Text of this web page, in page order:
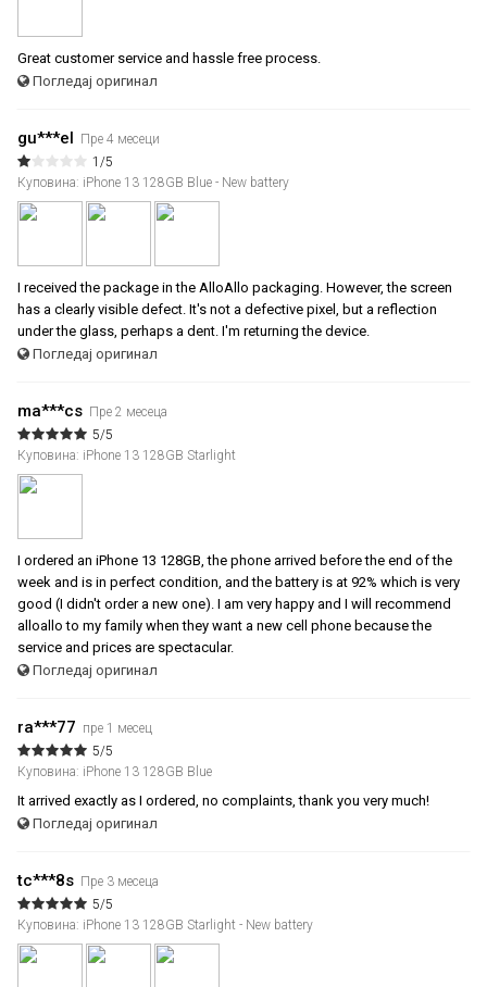
Great customer service and hassle free process.
Погледај оригинал
gu***el
Пре 4 месеци
1/5
Куповина: iPhone 13 128GB Blue - New battery
I received the package in the AlloAllo packaging. However, the screen
has a clearly visible defect. It's not a defective pixel, but a reflection
under the glass, perhaps a dent. I'm returning the device.
Погледај оригинал
ma***cs Пре 2 месеца
5/5
Куповина: iPhone 13 128GB Starlight
I ordered an iPhone 13 128GB, the phone arrived before the end of the
week and is in perfect condition, and the battery is at 92% which is very
good (I didn't order a new one). I am very happy and I will recommend
alloallo to my family when they want a new cell phone because the
service and prices are spectacular.
Погледај оригинал
ra***77 пре 1 месец
5/5
Куповина: iPhone 13 128GB Blue
It arrived exactly as I ordered, no complaints, thank you very much!
Погледај оригинал
tc***8s Пре 3 месеца
5/5
Куповина: iPhone 13 128GB Starlight - New battery